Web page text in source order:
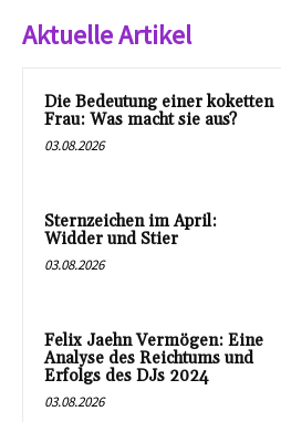
Aktuelle Artikel
Die Bedeutung einer koketten
Frau: Was macht sie aus?
03.08.2026
Sternzeichen im April:
Widder und Stier
03.08.2026
Felix Jaehn Vermögen: Eine
Analyse des Reichtums und
Erfolgs des DJs 2024
03.08.2026